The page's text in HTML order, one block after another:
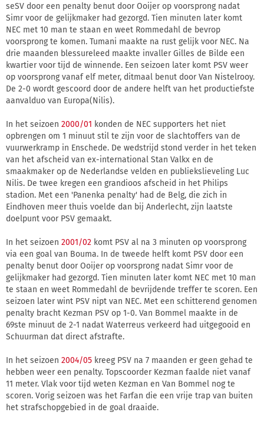
seSV door een penalty benut door Ooijer op voorsprong nadat
Simr voor de gelijkmaker had gezorgd. Tien minuten later komt
NEC met 10 man te staan en weet Rommedahl de bevrop
voorsprong te komen. Tumani maakte na rust gelijk voor NEC. Na
drie maanden blessureleed maakte invaller Gilles de Bilde een
kwartier voor tijd de winnende. Een seizoen later komt PSV weer
op voorsprong vanaf elf meter, ditmaal benut door Van Nistelrooy.
De 2-0 wordt gescoord door de andere helft van het productiefste
aanvalduo van Europa(Nilis).
In het seizoen 2000/01 konden de NEC supporters het niet
opbrengen om 1 minuut stil te zijn voor de slachtoffers van de
vuurwerkramp in Enschede. De wedstrijd stond verder in het teken
van het afscheid van ex-international Stan Valkx en de
smaakmaker op de Nederlandse velden en publiekslieveling Luc
Nilis. De twee kregen een grandioos afscheid in het Philips
stadion. Met een 'Panenka penalty' had de Belg, die zich in
Eindhoven meer thuis voelde dan bij Anderlecht, zijn laatste
doelpunt voor PSV gemaakt.
In het seizoen 2001/02 komt PSV al na 3 minuten op voorsprong
via een goal van Bouma. In de tweede helft komt PSV door een
penalty benut door Ooijer op voorsprong nadat Simr voor de
gelijkmaker had gezorgd. Tien minuten later komt NEC met 10 man
te staan en weet Rommedahl de bevrijdende treffer te scoren. Een
seizoen later wint PSV nipt van NEC. Met een schitterend genomen
penalty bracht Kezman PSV op 1-0. Van Bommel maakte in de
69ste minuut de 2-1 nadat Waterreus verkeerd had uitgegooid en
Schuurman dat direct afstrafte.
In het seizoen 2004/05 kreeg PSV na 7 maanden er geen gehad te
hebben weer een penalty. Topscoorder Kezman faalde niet vanaf
11 meter. Vlak voor tijd weten Kezman en Van Bommel nog te
scoren. Vorig seizoen was het Farfan die een vrije trap van buiten
het strafschopgebied in de goal draaide.